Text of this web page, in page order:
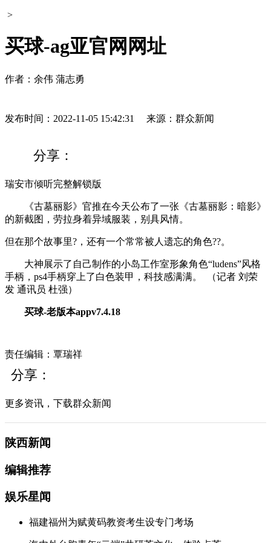
>
买球-ag亚官网网址
作者：余伟 蒲志勇
发布时间：2022-11-05 15:42:31 来源：群众新闻
分享：
瑞安市倾听完整解锁版
《古墓丽影》官推在今天公布了一张《古墓丽影：暗影》
的新截图，劳拉身着异域服装，别具风情。
但在那个故事里?，还有一个常常被人遗忘的角色??。
大神展示了自己制作的小岛工作室形象角色“ludens”风格
手柄，ps4手柄穿上了白色装甲，科技感满满。
（记者 刘荣
发 通讯员 杜强）
买球-老版本appv7.4.18
责任编辑：覃瑞祥
分享：
更多资讯，下载群众新闻
陕西新闻
编辑推荐
娱乐星闻
福建福州为赋黄码教资考生设专门考场